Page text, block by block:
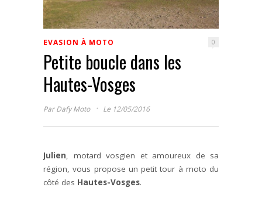
EVASION À MOTO 0
Petite boucle dans les
Hautes-Vosges
ParDafy Moto · Le 12/05/2016
Julien, motard vosgien et amoureux de sa
région, vous propose un petit tour à moto du
côté des Hautes-Vosges.